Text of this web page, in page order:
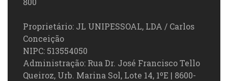
Proprietário: JL UNIPESSOAL, LDA / Carlos
Conceição
NIPC: 513554050
Administração: Rua Dr. José Francisco Tello
Queiroz, Urb. Marina Sol, Lote 14, 1ºE | 8600-